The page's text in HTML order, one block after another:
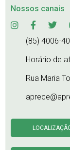
Nossos canais
(85) 4006-
Horário de
Rua Maria